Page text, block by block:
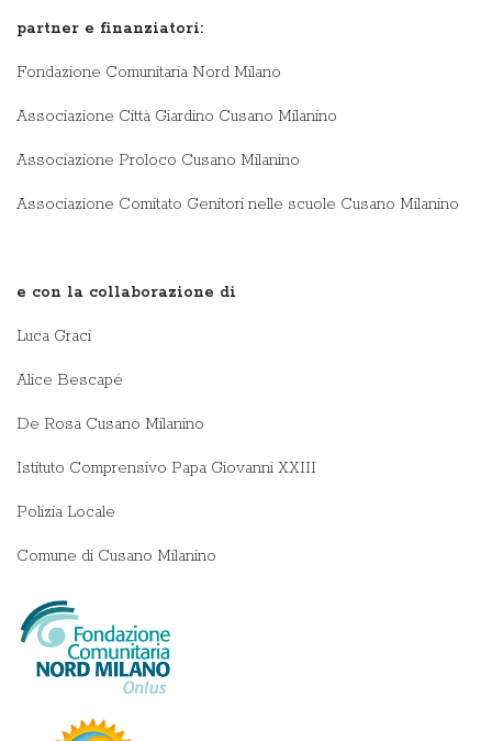
partner e finanziatori:
Fondazione Comunitaria Nord Milano
Associazione Città Giardino Cusano Milanino
Associazione Proloco Cusano Milanino
Associazione Comitato Genitori nelle scuole Cusano Milanino
e con la collaborazione di
Luca Graci
Alice Bescapé
De Rosa Cusano Milanino
Istituto Comprensivo Papa Giovanni XXIII
Polizia Locale
Comune di Cusano Milanino